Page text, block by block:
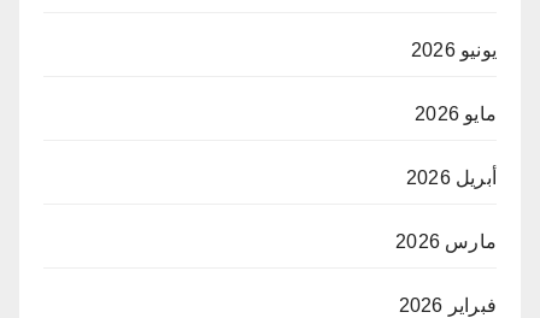
يونيو 2026
مايو 2026
أبريل 2026
مارس 2026
فبراير 2026